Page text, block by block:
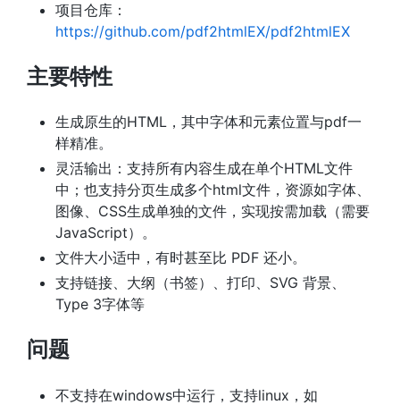
项目仓库：
https://github.com/pdf2htmlEX/pdf2htmlEX
主要特性
生成原生的HTML，其中字体和元素位置与pdf一
样精准。
灵活输出：支持所有内容生成在单个HTML文件
中；也支持分页生成多个html文件，资源如字体、
图像、CSS生成单独的文件，实现按需加载（需要
JavaScript）。
文件大小适中，有时甚至比 PDF 还小。
支持链接、大纲（书签）、打印、SVG 背景、
Type 3字体等
问题
不支持在windows中运行，支持linux，如